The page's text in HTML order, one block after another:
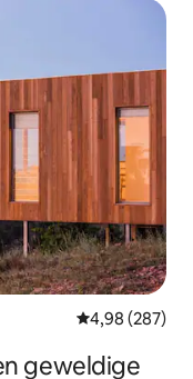
Gemiddelde
4,98 (287)
geweldige